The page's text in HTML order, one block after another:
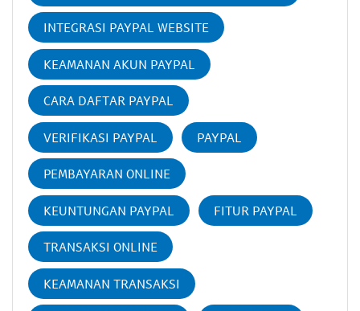
INTEGRASI PAYPAL WEBSITE
KEAMANAN AKUN PAYPAL
CARA DAFTAR PAYPAL
VERIFIKASI PAYPAL PAYPAL
PEMBAYARAN ONLINE
KEUNTUNGAN PAYPAL FITUR PAYPAL
TRANSAKSI ONLINE
KEAMANAN TRANSAKSI